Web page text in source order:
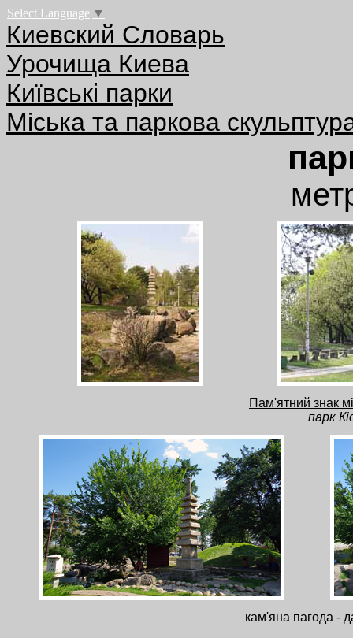
Select Language ▼
Киевский Словарь
Урочища Киева
Київські парки
Міська та паркова
Пам'ятний знак
парк
кам'яна пагода -